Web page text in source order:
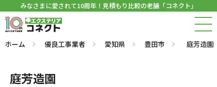
みなさまに愛されて10周年！見積もり比較の老舗「コネクト」
ホーム 優良工事業者 愛知県 豊田市 庭芳造園
庭芳造園